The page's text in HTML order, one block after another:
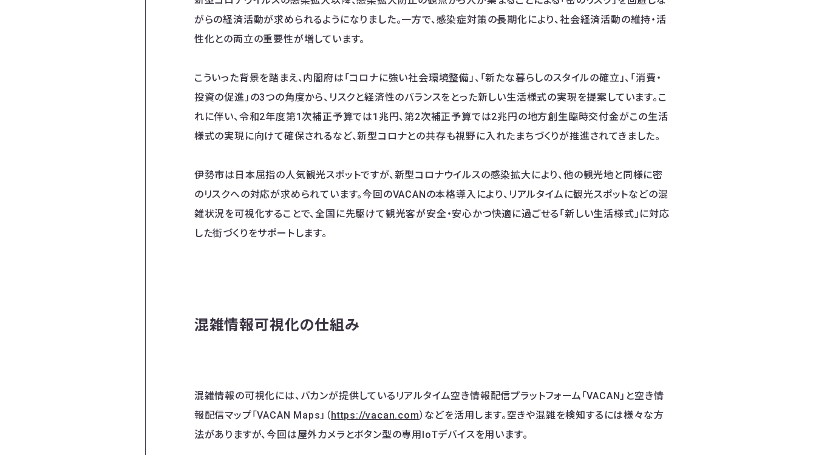
がらの経済活動が求められるようになりました。一方で、感染症対策の長期化により、社会経済活動の維持・活
性化との両立の重要性が増しています。
こういった背景を踏まえ、内閣府は「コロナに強い社会環境整備」、「新たな暮らしのスタイルの確立」、「消費・
投資の促進」の3つの角度から、リスクと経済性のバランスをとった新しい生活様式の実現を提案しています。こ
れに伴い、令和2年度第1次補正予算では1兆円、第2次補正予算では2兆円の地方創生臨時交付金がこの生活
様式の実現に向けて確保されるなど、新型コロナとの共存も視野に入れたまちづくりが推進されてきました。
伊勢市は日本屈指の人気観光スポットですが、新型コロナウイルスの感染拡大により、他の観光地と同様に密
のリスクへの対応が求められています。今回のVACANの本格導入により、リアルタイムに観光スポットなどの混
雑状況を可視化することで、全国に先駆けて観光客が安全・安心かつ快適に過ごせる「新しい生活様式」に対応
した街づくりをサポートします。
混雑情報可視化の仕組み
混雑情報の可視化には、バカンが提供しているリアルタイム空き情報配信プラットフォーム「VACAN」と空き情
報配信マップ「VACAN Maps」（https://vacan.com）などを活用します。空きや混雑を検知するには様々な方
法がありますが、今回は屋外カメラとボタン型の専用IoTデバイスを用います。